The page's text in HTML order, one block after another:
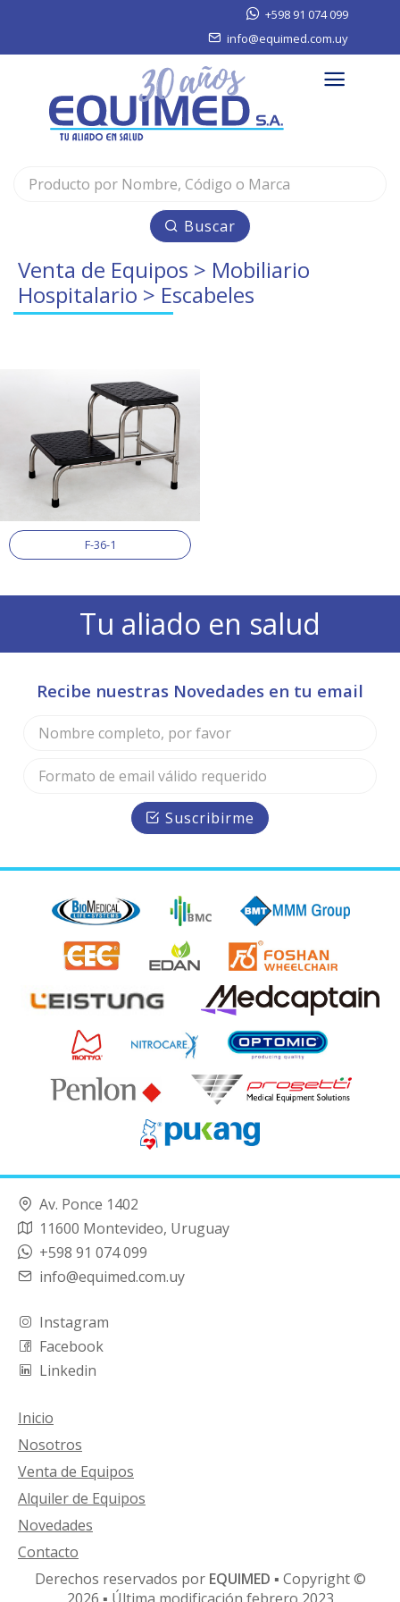
+598 91 074 099
info@equimed.com.uy
Buscar
Venta de Equipos > Mobiliario
Hospitalario > Escabeles
F-36-1
Tu aliado en salud
Recibe nuestras Novedades en tu email
Suscribirme
Av. Ponce 1402
11600 Montevideo, Uruguay
+598 91 074 099
info@equimed.com.uy
Instagram
Facebook
Linkedin
Inicio
Nosotros
Venta de Equipos
Alquiler de Equipos
Novedades
Contacto
Derechos reservados por EQUIMED ▪ Copyright ©